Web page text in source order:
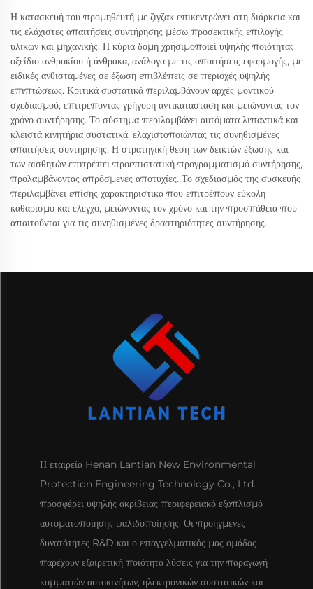
Η κατασκευή του προμηθευτή με ζιγζακ επικεντρώνει στη διάρκεια και
τις ελάχιστες απαιτήσεις συντήρησης μέσω προσεκτικής επιλογής
υλικών και μηχανικής. Η κύρια δομή χρησιμοποιεί υψηλής ποιότητας
οξείδιο ανθρακίου ή άνθρακα, ανάλογα με τις απαιτήσεις εφαρμογής, με
ειδικές ανθισταμένες σε έξωση επιβλέπεις σε περιοχές υψηλής
επιπτώσεως. Κριτικά συστατικά περιλαμβάνουν αρχές μοντικού
σχεδιασμού, επιτρέποντας γρήγορη αντικατάσταση και μειώνοντας τον
χρόνο συντήρησης. Το σύστημα περιλαμβάνει αυτόματα λιπαντικά και
κλειστά κινητήρια συστατικά, ελαχιστοποιώντας τις συνηθισμένες
απαιτήσεις συντήρησης. Η στρατηγική θέση των δεικτών έξωσης και
των αισθητών επιτρέπει προεπιστατική προγραμματισμό συντήρησης,
προλαμβάνοντας απρόσμενες αποτυχίες. Το σχεδιασμός της συσκευής
περιλαμβάνει επίσης χαρακτηριστικά που επιτρέπουν εύκολη
καθαρισμό και έλεγχο, μειώνοντας τον χρόνο και την προσπάθεια που
απαιτούνται για τις συνηθισμένες δραστηριότητες συντήρησης.
Η εταιρεία Henan Lantian New Environmental
Protection Engineering Technology Co., Ltd.
προσφέρει υψηλής ακρίβειας περιφερειακό εξοπλισμό
αυτοματοποίησης ψαλιδοποίησης. Οι προηγμένες
δυνατότητες R&D και ο επαγγελματικός μας ομάδας
παρέχουν εξαιρετική ποιότητα λύσεις για την παραγωγή
κομματιών αυτοκινήτων, ηλεκτρονικών συστατικών και